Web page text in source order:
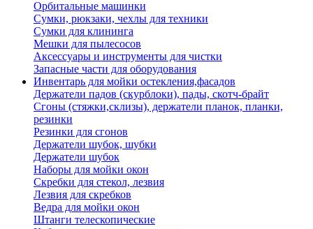
Орбитальные машинки
Сумки, рюкзаки, чехлы для техники
Сумки для клининга
Мешки для пылесосов
Аксессуары и инструменты для чистки
Запасные части для оборудования
Инвентарь для мойки остекления,фасадов
Держатели падов (скурблоки), пады, скотч-брайт
Сгоны (стяжки,склизы), держатели планок, планки,
резинки
Резинки для сгонов
Держатели шубок, шубки
Держатели шубок
Наборы для мойки окон
Скребки для стекол, лезвия
Лезвия для скребков
Ведра для мойки окон
Штанги телескопические